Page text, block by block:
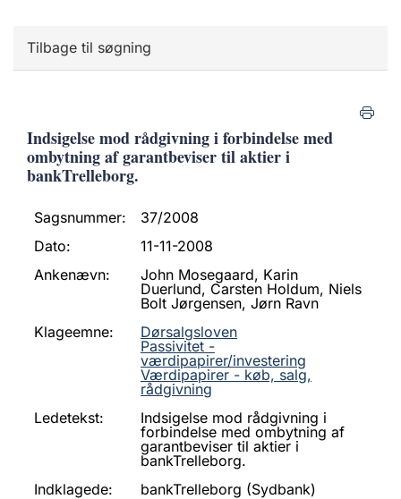
Tilbage til søgning
Indsigelse mod rådgivning i forbindelse med
ombytning af garantbeviser til aktier i
bankTrelleborg.
Sagsnummer:
37/2008
Dato:
11-11-2008
Ankenævn:
John Mosegaard, Karin
Duerlund, Carsten Holdum, Niels
Bolt Jørgensen, Jørn Ravn
Klageemne:
Dørsalgsloven
Passivitet -
værdipapirer/investering
Værdipapirer - køb, salg,
rådgivning
Ledetekst:
Indsigelse mod rådgivning i
forbindelse med ombytning af
garantbeviser til aktier i
bankTrelleborg.
Indklagede:
bankTrelleborg (Sydbank)